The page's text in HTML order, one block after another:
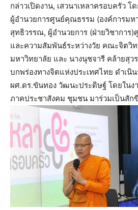
กล่าวเปิดงาน, เสวนาเหลาครอบครัว โ
ผู้อำนวยการศูนย์คุณธรรม (องค์การม
สุทธิวรรณ, ผู้อำนวยการ (ฝ่ายวิชาการ
และความสัมพันธ์ระหว่างวัย คณะจิตวิ
มหาวิทยาลัย และ นางนุชจารี คล้ายสุ
บกพร่องทางจิตแห่งประเทศไทย ดำเนิ
ผศ.ดร.ขันทอง วัฒนะประดิษฐ์ โดยในง
ภาคประชาสังคม ชุมชน มาร่วมเป็นสัก